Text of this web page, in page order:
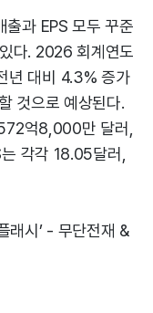
과 EPS 모두 꾸준
다. 2026 회계연도
년 대비 4.3% 증가
것으로 예상된다.
억8,000만 달러,
각각 18.05달러,
래시’ - 무단전재 &